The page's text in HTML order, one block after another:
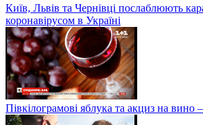
Київ, Львів та Чернівці послаблюють
коронавірусом в Україні
Півкілограмові яблука та акциз на